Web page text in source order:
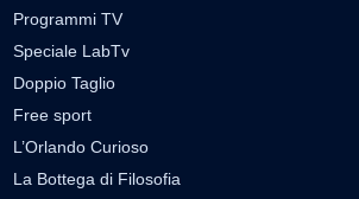
Programmi TV
Speciale LabTv
Doppio Taglio
Free sport
L’Orlando Curioso
La Bottega di Filosofia